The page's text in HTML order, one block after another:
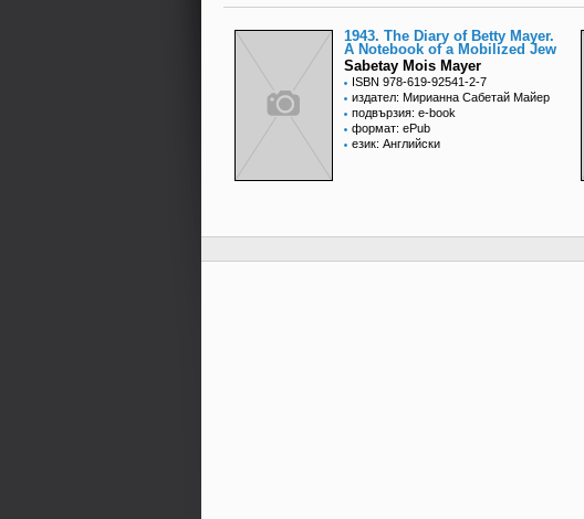
1943. The Diary of Betty Mayer.
A Notebook of a Mobilized Jew
Sabetay Mois Mayer
ISBN 978-619-92541-2-7
издател: Мирианна Сабетай Майер
подвързия: e-book
формат: ePub
език: Английски